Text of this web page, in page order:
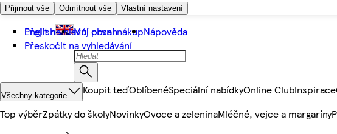
Přijmout vše Odmítnout vše Vlastní nastavení
Přejít na hlavní obsah
Přeskočit na vyhledávání
English Můj první nákupNápověda
Všechny kategorie Koupit teďOblíbenéSpeciální nabídkyOnline ClubInspirace
Top výběrZpátky do školyNovinkyOvoce a zeleninaMléčné, vejce a margaríny